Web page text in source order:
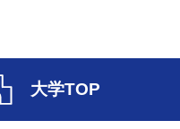
大学TOP